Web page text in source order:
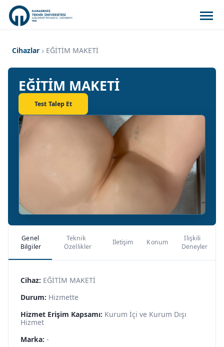
Cihazlar EĞİTİM MAKETİ
EĞİTİM MAKETİ
Test Talep Et
Genel
Bilgiler
Teknik
Özellikler
İletişim Konum
İlişkili
Deneyler
Cihaz: EĞİTİM MAKETİ
Durum: Hizmette
Hizmet Erişim Kapsamı: Kurum İçi ve Kurum Dışı
Hizmet
Marka: -